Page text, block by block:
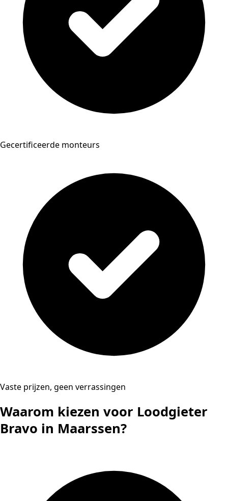
Gecertificeerde monteurs
Vaste prijzen, geen verrassingen
Waarom kiezen voor Loodgieter
Bravo in Maarssen?